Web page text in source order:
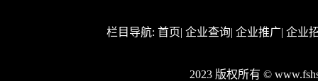
栏目导航: 首页| 企业查询| 企业推广| 企业
2023 版权所有 ©